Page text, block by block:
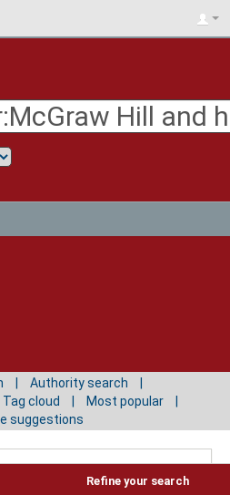
Authority search
Tag cloud
Most popular
suggestions
Refine your search